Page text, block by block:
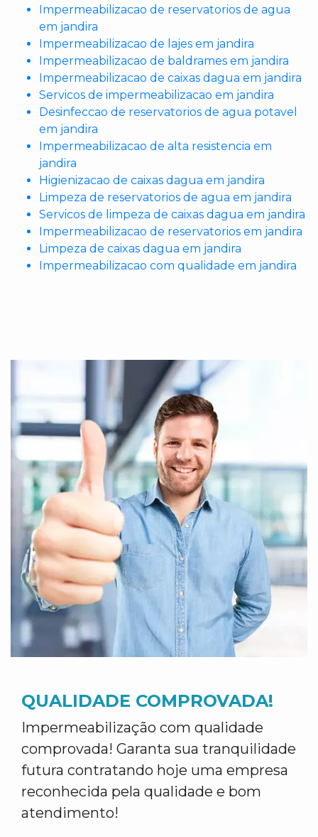
Impermeabilizacao de reservatorios de agua
em jandira
Impermeabilizacao de lajes em jandira
Impermeabilizacao de baldrames em jandira
Impermeabilizacao de caixas dagua em jandira
Servicos de impermeabilizacao em jandira
Desinfeccao de reservatorios de agua potavel
em jandira
Impermeabilizacao de alta resistencia em
jandira
Higienizacao de caixas dagua em jandira
Limpeza de reservatorios de agua em jandira
Servicos de limpeza de caixas dagua em jandira
Impermeabilizacao de reservatorios em jandira
Limpeza de caixas dagua em jandira
Impermeabilizacao com qualidade em jandira
QUALIDADE COMPROVADA!
Impermeabilização com qualidade
comprovada! Garanta sua tranquilidade
futura contratando hoje uma empresa
reconhecida pela qualidade e bom
atendimento!